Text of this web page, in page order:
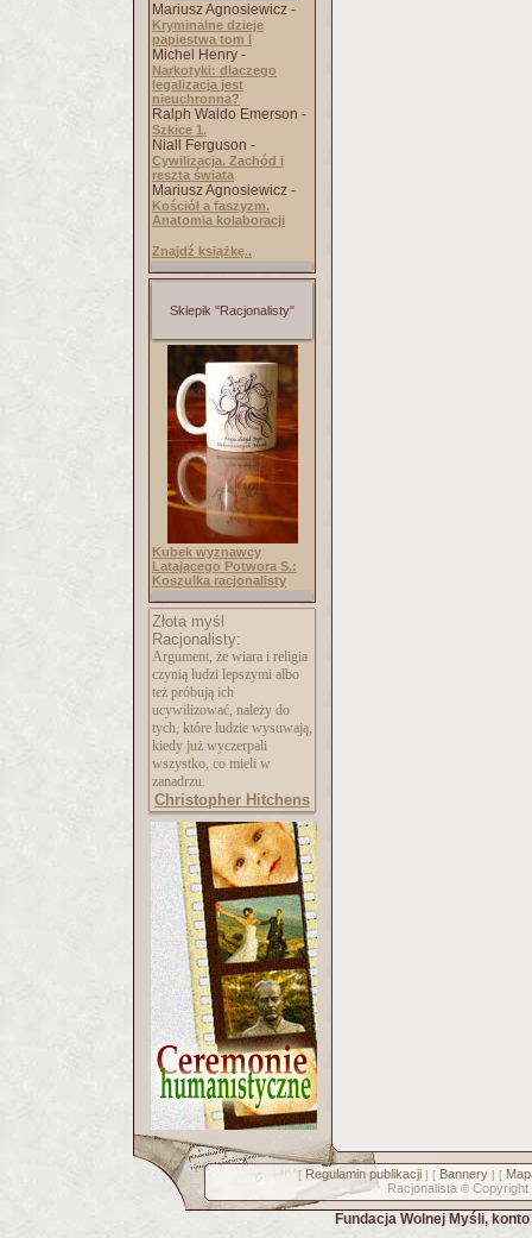
Mariusz Agnosiewicz -
Kryminalne dzieje
papiestwa tom I
Michel Henry -
Narkotyki: dlaczego
legalizacja jest
nieuchronna?
Ralph Waldo Emerson -
Szkice 1.
Niall Ferguson -
Cywilizacja. Zachód i
reszta świata
Mariusz Agnosiewicz -
Kościół a faszyzm.
Anatomia kolaboracji
Znajdź książkę..
Sklepik "Racjonalisty"
Kubek wyznawcy
Latającego Potwora S.:
Koszulka racjonalisty
Złota myśl
Racjonalisty:
Argument, że wiara i religia
czynią ludzi lepszymi albo
też próbują ich
ucywilizować, należy do
tych, które ludzie wysuwają,
kiedy już wyczerpali
wszystko, co mieli w
zanadrzu.
Christopher Hitchens
[ Regulamin publikacji] [ Bannery] [
Racjonalista © Copyright
Fundacja Wolnej Myśli,